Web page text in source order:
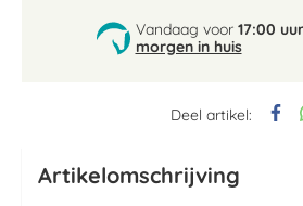
Deel artikel:
Vandaag voor 17:00 uur
morgen in huis
Artikelomschrijving